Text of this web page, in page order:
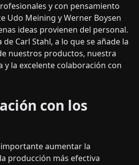
y con pensamiento
Udo Meining y Werner Boysen
ideas provienen del personal.
Carl Stahl, a lo que se añade la
nuestros productos, nuestra
la excelente colaboración con
con los
aumentar la
producción más efectiva